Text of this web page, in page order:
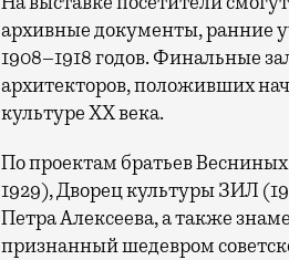
архивные документы, ранние
1908–1918 годов. Финальные
архитекторов, положивших
культуре XX века.
По проектам братьев
1929), Дворец культуры ЗИЛ
Петра Алексеева, а также
признанный шедевром